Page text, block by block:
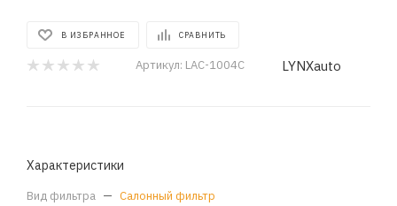
В ИЗБРАННОЕ СРАВНИТЬ
Артикул: LAC-1004C LYNXauto
Характеристики
Вид фильтра — Салонный фильтр